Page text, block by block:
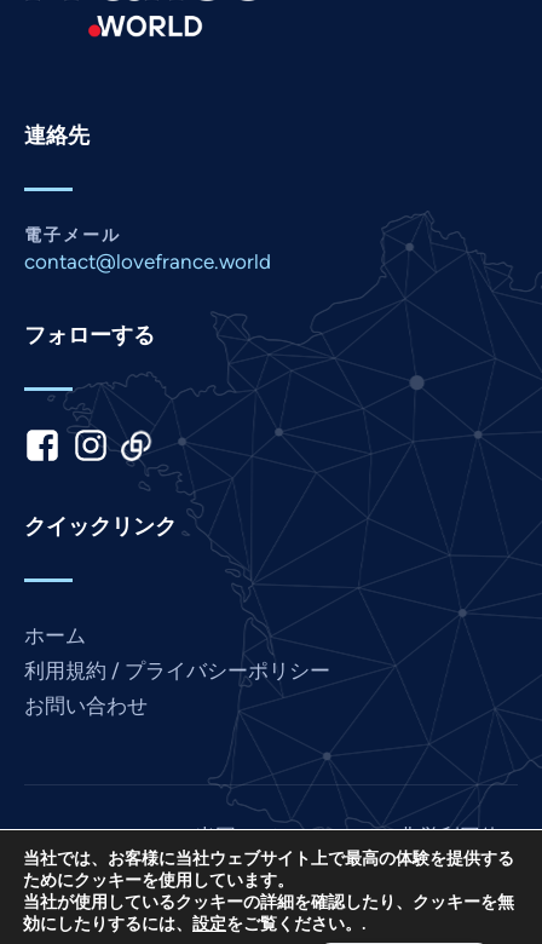
連絡先
電子メール
contact@lovefrance.world
フォローする
クイックリンク
ホーム
利用規約 / プライバシーポリシー
お問い合わせ
Love Franceは、米国の501（C）（3）非営利団体
International Prayer Connect（EIN: 85-3845307）の
プロジェクトです。
© 2026. 無断転載を禁じます。サイト作成：
当社では、お客様に当社ウェブサイト上で最高の体験を提供する
ためにクッキーを使用しています。
当社が使用しているクッキーの詳細を確認したり、クッキーを無
効にしたりするには、 設定をご覧ください。.English
Afrikaans
Arabic
Bengali
Finnish
French
German
Indonesian
Italian
Khmer
Malay
Marathi
Nepali